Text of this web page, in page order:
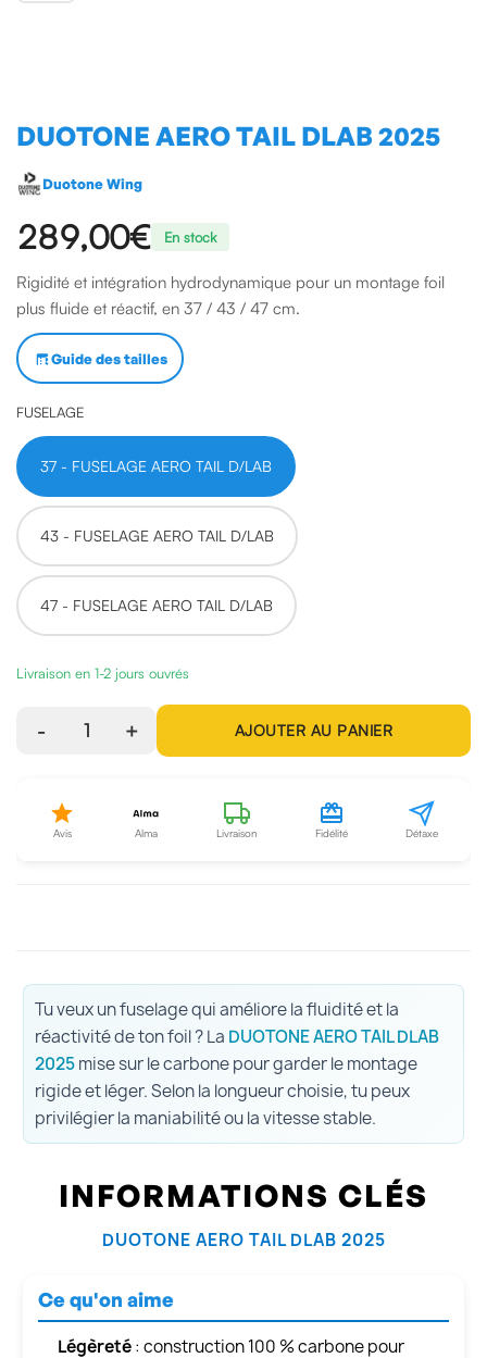
DUOTONE AERO TAIL DLAB 2025
Duotone Wing
289,00€ En stock
Rigidité et intégration hydrodynamique pour un montage foil
plus fluide et réactif, en 37 / 43 / 47 cm.
Guide des tailles
FUSELAGE
37 - FUSELAGE AERO TAIL D/LAB
43 - FUSELAGE AERO TAIL D/LAB
47 - FUSELAGE AERO TAIL D/LAB
Livraison en 1-2 jours ouvrés
- 1 + AJOUTER AU PANIER
Avis Alma Livraison Fidélité Détaxe
Tu veux un fuselage qui améliore la fluidité et la
réactivité de ton foil ? La DUOTONE AERO TAIL DLAB
2025mise sur le carbone pour garder le montage
rigide et léger. Selon la longueur choisie, tu peux
privilégier la maniabilité ou la vitesse stable.
INFORMATIONS CLÉS
DUOTONE AERO TAIL DLAB 2025
Ce qu'on aime
Légèreté: construction 100 % carbone pour